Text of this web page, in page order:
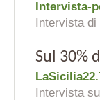
Intervista-
Intervista di
Sul 30%
Intervista